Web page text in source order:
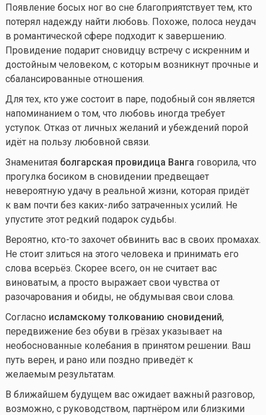
Появление босых ног во сне благоприятствует тем, кто
потерял надежду найти любовь. Похоже, полоса неудач
в романтической сфере подходит к завершению.
Провидение подарит сновидцу встречу с искренним и
достойным человеком, с которым возникнут прочные и
сбалансированные отношения.
Для тех, кто уже состоит в паре, подобный сон является
напоминанием о том, что любовь иногда требует
уступок. Отказ от личных желаний и убеждений порой
идёт на пользу любовной связи.
Знаменитая болгарская провидица Ванга говорила, что
прогулка босиком в сновидении предвещает
невероятную удачу в реальной жизни, которая придёт
к вам почти без каких-либо затраченных усилий. Не
упустите этот редкий подарок судьбы.
Вероятно, кто-то захочет обвинить вас в своих промахах.
Не стоит злиться на этого человека и принимать его
слова всерьёз. Скорее всего, он не считает вас
виноватым, а просто выражает свои чувства от
разочарования и обиды, не обдумывая свои слова.
Согласно исламскому толкованию сновидений,
передвижение без обуви в грёзах указывает на
необоснованные колебания в принятом решении. Ваш
путь верен, и рано или поздно приведёт к
желаемым результатам.
В ближайшем будущем вас ожидает важный разговор,
возможно, с руководством, партнёром или близкими